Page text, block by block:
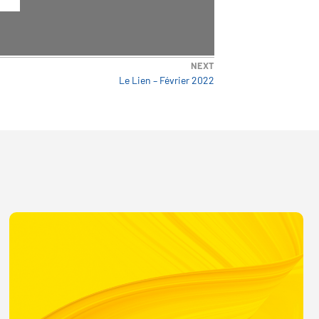
NEXT
Le Lien – Février 2022